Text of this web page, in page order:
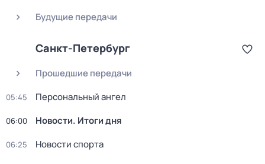
Будущие передачи
Санкт-Петербург
Прошедшие передачи
05:45 Персональный ангел
06:00 Новости. Итоги дня
06:25 Новости спорта